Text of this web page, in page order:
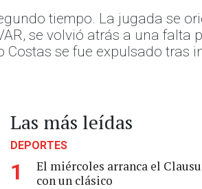
tiempo. La jugada se
se volvió atrás a una falta
se fue expulsado tras
Las más leídas
DEPORTES
1
El miércoles arranca el
con un clásico